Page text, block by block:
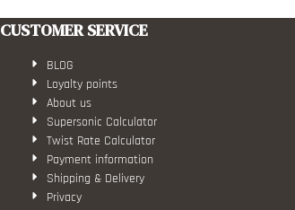
CUSTOMER SERVICE
BLOG
Loyalty points
About us
Supersonic Calculator
Twist Rate Calculator
Payment information
Shipping & Delivery
Privacy